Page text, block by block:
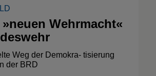
Wehrmacht«
Weg der Demokra- tisierung
der BRD